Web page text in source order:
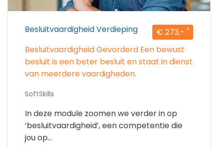
Besluitvaardigheid Verdieping € 273,- *
Besluitvaardigheid Gevorderd Een bewust
besluit is een beter besluit en staat in dienst
van meerdere vaardigheden.
SoftSkills
In deze module zoomen we verder in op
‘besluitvaardigheid’, een competentie die
jou op...